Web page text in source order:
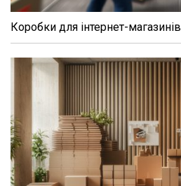
Коробки для інтернет-магазинів